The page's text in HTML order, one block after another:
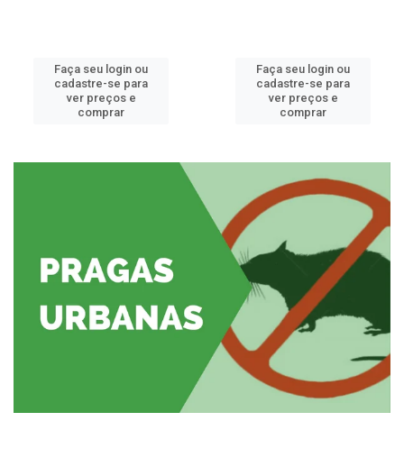
Faça seu login ou
cadastre-se para
ver preços e
comprar
Faça seu login ou
cadastre-se para
ver preços e
comprar